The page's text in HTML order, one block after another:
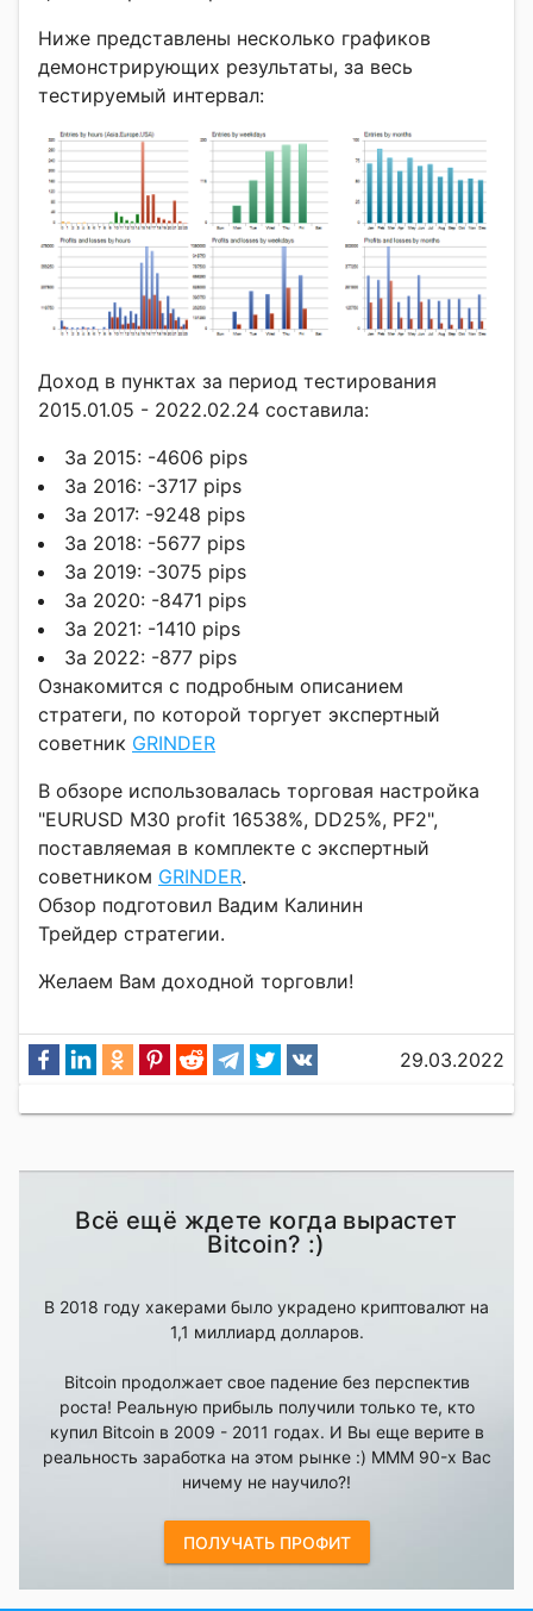
Ниже представлены несколько графиков
демонстрирующих результаты, за весь
тестируемый интервал:
Доход в пунктах за период тестирования
2015.01.05 - 2022.02.24 составила:
За 2015: -4606 pips
За 2016: -3717 pips
За 2017: -9248 pips
За 2018: -5677 pips
За 2019: -3075 pips
За 2020: -8471 pips
За 2021: -1410 pips
За 2022: -877 pips
Ознакомится с подробным описанием
стратеги, по которой торгует экспертный
советник GRINDER
В обзоре использовалась торговая настройка
"EURUSD M30 profit 16538%, DD25%, PF2",
поставляемая в комплекте с экспертный
советником GRINDER.
Обзор подготовил Вадим Калинин
Трейдер стратегии.
Желаем Вам доходной торговли!
29.03.2022
Всё ещё ждете когда вырастет
Bitcoin? :)
В 2018 году хакерами было украдено криптовалют на
1,1 миллиард долларов.
Bitcoin продолжает свое падение без перспектив
роста! Реальную прибыль получили только те, кто
купил Bitcoin в 2009 - 2011 годах. И Вы еще верите в
реальность заработка на этом рынке :) MMM 90-х Вас
ничему не научило?!
ПОЛУЧАТЬ ПРОФИТ